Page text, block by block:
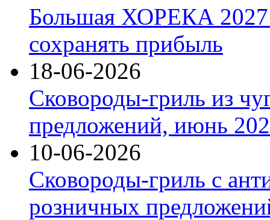
Большая ХОРЕКА 2027:
сохранять прибыль
18-06-2026
Сковороды-гриль из
предложений, июнь
10-06-2026
Сковороды-гриль с
розничных